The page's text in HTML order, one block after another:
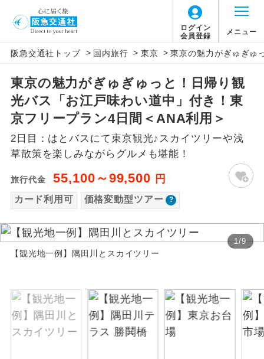
ログイン
会員登録
メニュー
阪急交通社トップ > 国内旅行 > 東京 > 東京の魅力がぎゅぎゅ
東京の魅力がぎゅぎゅっと！日帰り観
光バス「お江戸味わい道中」付き！東
京フリープラン4日間＜ANA利用＞
2日目：はとバスにて東京観光♪スカイツリーや浅
草散策を楽しみながらグルメも堪能！
旅行代金 55,100～99,500 円
カード利用可 価格変動型ツアー
1/9
【観光地一例】隅田川とスカイツリー
アイコン 説明
添乗員同行
往路出発空港（駅）から復路到着空港
（駅）まで同行します。
現地添乗員同
行
現地到着空港（駅）から最終日出発空港
（駅）まで添乗員が同行します。
バスガイド乗
務
バスガイドが乗務し、車内での観光案内
があります。
世界遺産
ユネスコに登録されている文化遺産や自
然遺産を訪ねるコースです。
絶景スポットに立ち寄るコースです。
温泉 温泉地にも宿泊するコースです。
「価格変動型ツアー」に関するご案内
価格変動型ツアーとは
航空会社が設定する「個人包括旅行運
賃」を利用したツアーです。
お申し込み時期・ご利用便の空席状況に
以下の注意事項をあらかじめご了承いただき
ますようお願いいたします。
お支払いについて
ります。
お申し込みの最後にクレジットカード決済を
していただき、決済手続き完了をもちまし